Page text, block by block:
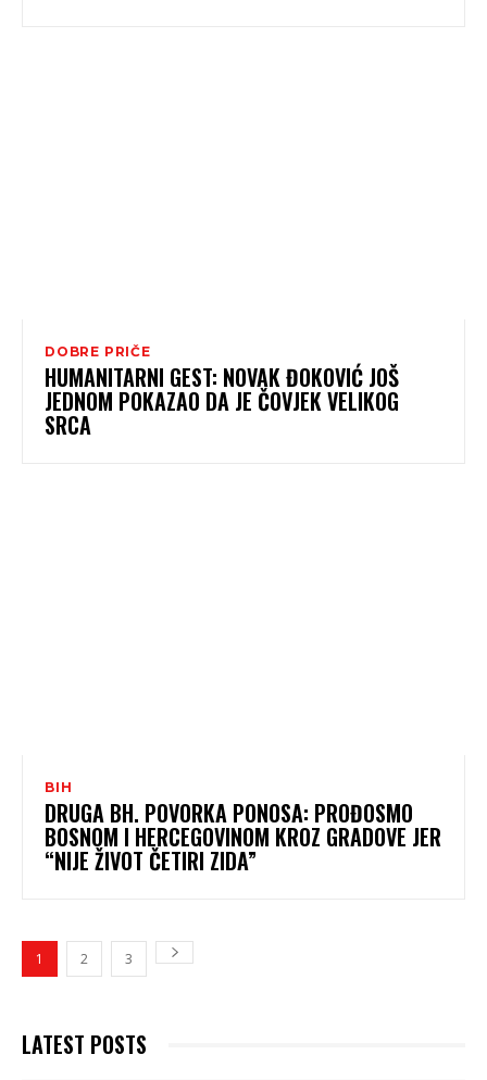
DOBRE PRIČE
HUMANITARNI GEST: NOVAK ĐOKOVIĆ JOŠ
JEDNOM POKAZAO DA JE ČOVJEK VELIKOG
SRCA
BIH
DRUGA BH. POVORKA PONOSA: PROĐOSMO
BOSNOM I HERCEGOVINOM KROZ GRADOVE JER
“NIJE ŽIVOT ČETIRI ZIDA”
1 2 3
LATEST POSTS